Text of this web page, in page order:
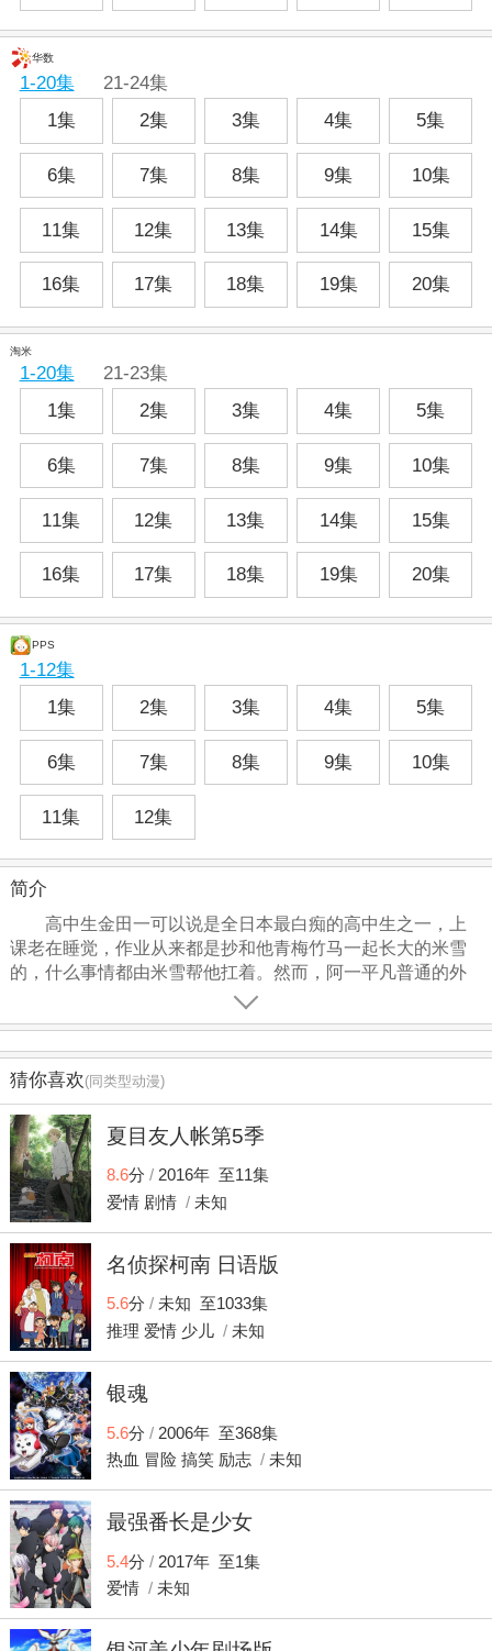
华数
1-20集
21-24集
1集
2集 3集 4集 5集
6集 7集 8集 9集 10集
11集 12集 13集 14集 15集
16集 17集 18集 19集 20集
淘米
1-20集
21-23集
1集
2集 3集 4集 5集
6集 7集 8集 9集 10集
11集 12集 13集 14集 15集
16集 17集 18集 19集 20集
PPS
1-12集
1集
2集 3集 4集 5集
6集 7集 8集 9集 10集
11集 12集
简介
高中生金田一可以说是全日本最白痴的高中生之一，上
课老在睡觉，作业从来都是抄和他青梅竹马一起长大的米雪
的，什么事情都由米雪帮他扛着。然而，阿一平凡普通的外
表下却隐藏着一颗可能世界上最严密精细的头脑。他的爷爷
金田一耕助是日本最有名的侦探之一，阿一遗传了爷爷的优
面前都无所遁形！这一系列里，阿一和米雪将会遇到校园七
不思议杀人事件、怪盗绅士杀人事件等一系列的恐怖杀人事
件，阿一到底怎么拨开一宗宗看似毫无头绪的杀人案的迷
雾？原作漫画与2012年开始在《周刊少年magazine》恢复长
期连载，《蔷薇十字馆杀人事件》于2012年12月26日开始连
载，并于2013年4月17日完结此故事，作为20周年系列的终
结故事。新故事用回“新系列”作名称，标题定为《金田一少年
事件簿 r》，以《雪鬼传说杀人事件》作为起始案件。而于
2014年4月5日, 新作动画也终于复活！
猜你喜欢(同类型动漫)
夏目友人帐第5季
8.6分 /2016年 至11集
爱情 剧情 /未知
名侦探柯南 日语版
5.6分 /未知 至1033集
推理 爱情 少儿 /未知
银魂
5.6分 /2006年 至368集
热血 冒险 搞笑 励志 /未知
最强番长是少女
5.4分 /2017年 至1集
爱情 /未知